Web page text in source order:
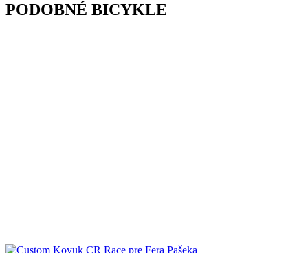
PODOBNÉ BICYKLE